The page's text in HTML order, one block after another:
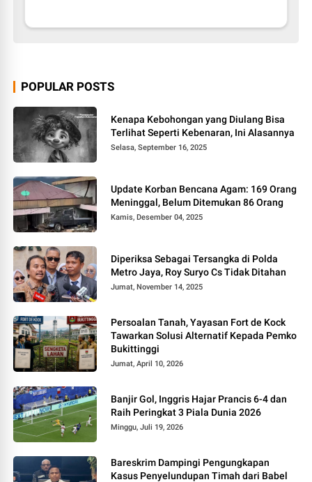
POPULAR POSTS
Kenapa Kebohongan yang Diulang Bisa
Terlihat Seperti Kebenaran, Ini Alasannya
Selasa, September 16, 2025
Update Korban Bencana Agam: 169 Orang
Meninggal, Belum Ditemukan 86 Orang
Kamis, Desember 04, 2025
Diperiksa Sebagai Tersangka di Polda
Metro Jaya, Roy Suryo Cs Tidak Ditahan
Jumat, November 14, 2025
Persoalan Tanah, Yayasan Fort de Kock
Tawarkan Solusi Alternatif Kepada Pemko
Bukittinggi
Jumat, April 10, 2026
Banjir Gol, Inggris Hajar Prancis 6-4 dan
Raih Peringkat 3 Piala Dunia 2026
Minggu, Juli 19, 2026
Bareskrim Dampingi Pengungkapan
Kasus Penyelundupan Timah dari Babel